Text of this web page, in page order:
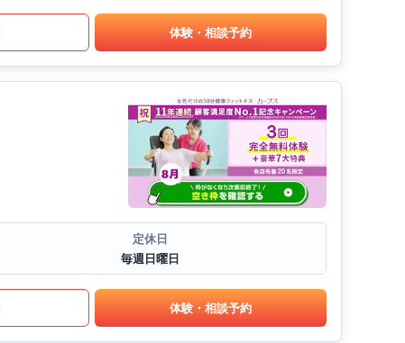
体験・相談予約
定休日
毎週日曜日
体験・相談予約